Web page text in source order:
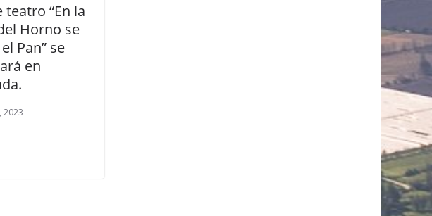
teatro “En la
Horno se
Pan” se
en
2023